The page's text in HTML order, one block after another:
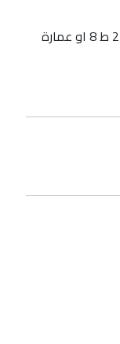
الخليل - شارع واد التفاح - (عمارة الكنز 2 ط 8 او عمارة